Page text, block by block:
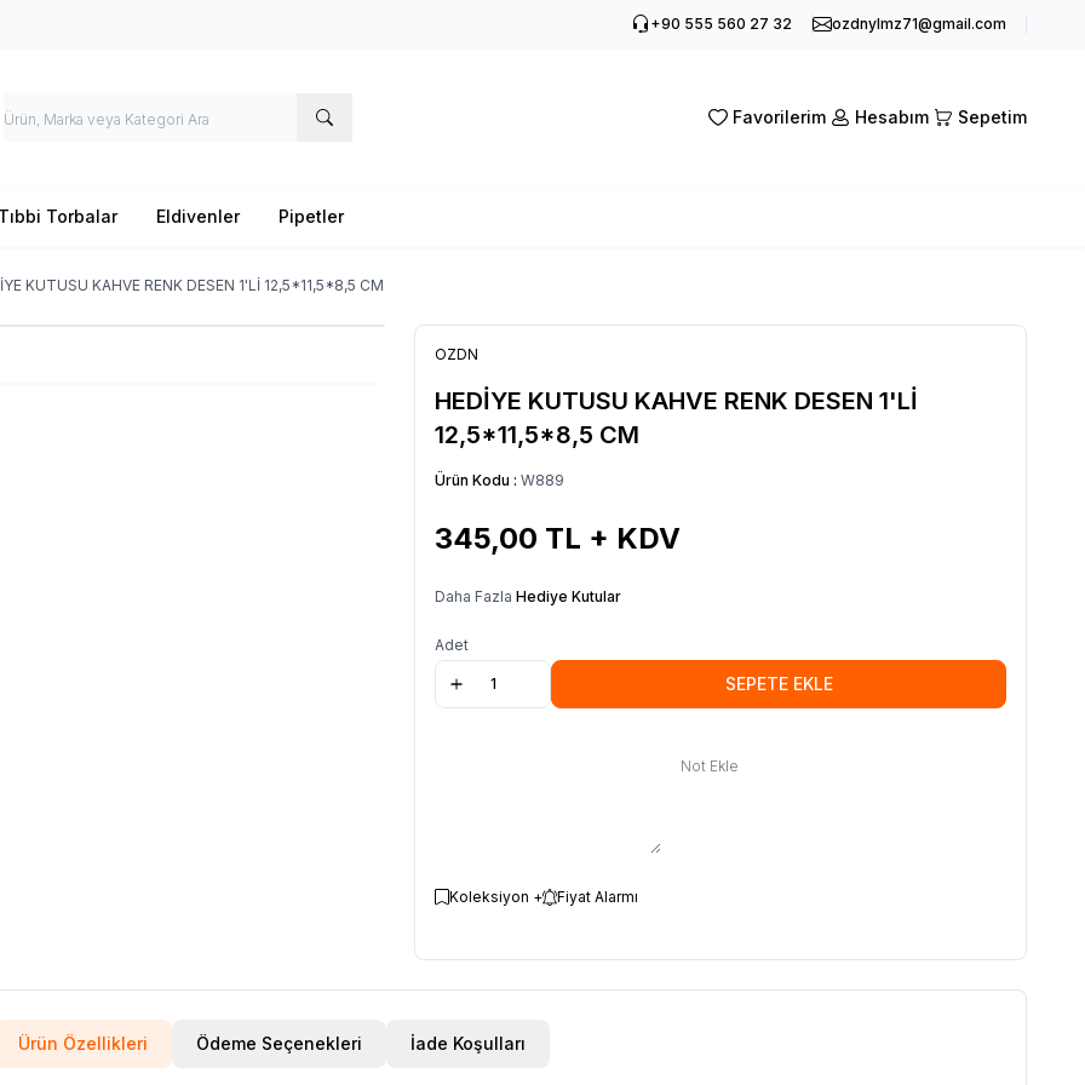
+90 555 560 27 32 ozdnylmz71@gmail.com
Favorilerim Hesabım Sepetim
Torbalar Eldivenler Pipetler
KUTUSU KAHVE RENK DESEN 1'Lİ 12,5*11,5*8,5 CM
OZDN
HEDİYE KUTUSU KAHVE RENK DESEN 1'Lİ
12,5*11,5*8,5 CM
Ürün Kodu : W889
345,00 TL + KDV
Daha Fazla Hediye Kutular
Adet
SEPETE EKLE
Not Ekle
Koleksiyon + Fiyat Alarmı
Ürün Özellikleri Ödeme Seçenekleri İade Koşulları